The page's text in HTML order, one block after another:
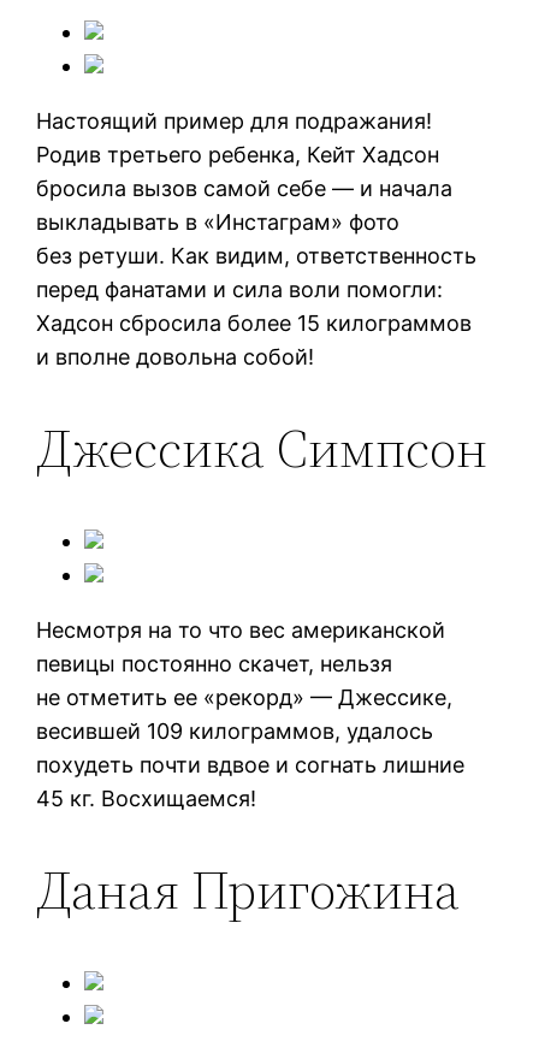
Настоящий пример для подражания!
Родив третьего ребенка, Кейт Хадсон
бросила вызов самой себе — и начала
выкладывать в «Инстаграм» фото
без ретуши. Как видим, ответственность
перед фанатами и сила воли помогли:
Хадсон сбросила более 15 килограммов
и вполне довольна собой!
Джессика Симпсон
Несмотря на то что вес американской
певицы постоянно скачет, нельзя
не отметить ее «рекорд» — Джессике,
весившей 109 килограммов, удалось
похудеть почти вдвое и согнать лишние
45 кг. Восхищаемся!
Даная Пригожина